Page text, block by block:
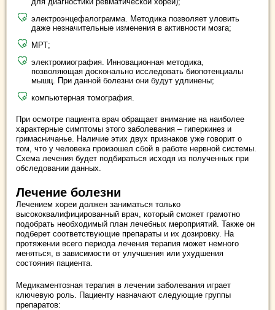
электроэнцефалограмма. Методика позволяет уловить
даже незначительные изменения в активности мозга;
МРТ;
электромиография. Инновационная методика,
позволяющая досконально исследовать биопотенциалы
мышц. При данной болезни они будут удлинены;
компьютерная томография.
При осмотре пациента врач обращает внимание на наиболее
характерные симптомы этого заболевания – гиперкинез и
гримасничанье. Наличие этих двух признаков уже говорит о
том, что у человека произошел сбой в работе нервной системы.
Схема лечения будет подбираться исходя из полученных при
обследовании данных.
Лечение болезни
Лечением хореи должен заниматься только
высококвалифицированный врач, который сможет грамотно
подобрать необходимый план лечебных мероприятий. Также он
подберет соответствующие препараты и их дозировку. На
протяжении всего периода лечения терапия может немного
меняться, в зависимости от улучшения или ухудшения
состояния пациента.
Медикаментозная терапия в лечении заболевания играет
ключевую роль. Пациенту назначают следующие группы
препаратов: